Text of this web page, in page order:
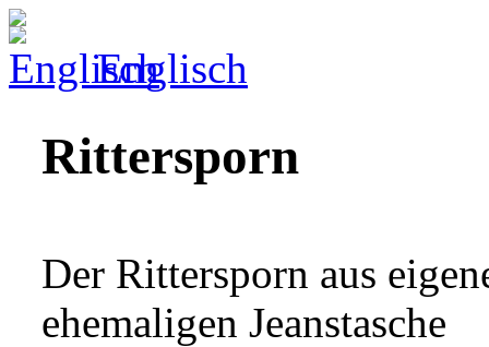
Englisch
Rittersporn
Der Rittersporn aus
ehemaligen Jeanstasche